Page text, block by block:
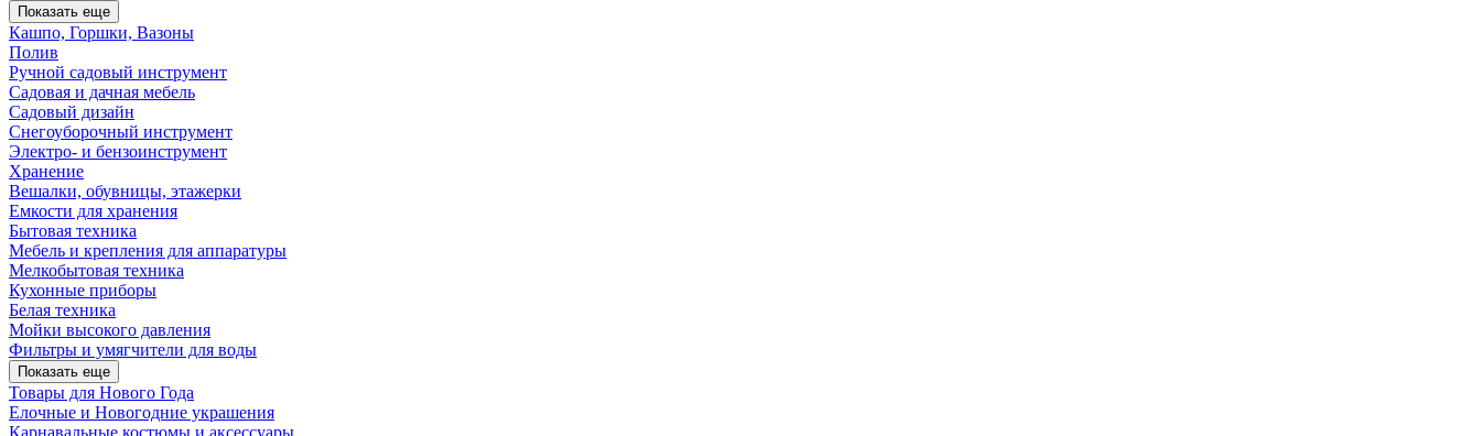
Показать еще
Кашпо, Горшки, Вазоны
Полив
Ручной садовый инструмент
Садовая и дачная мебель
Садовый дизайн
Снегоуборочный инструмент
Электро- и бензоинструмент
Хранение
Вешалки, обувницы, этажерки
Емкости для хранения
Бытовая техника
Мебель и крепления для аппаратуры
Мелкобытовая техника
Кухонные приборы
Белая техника
Мойки высокого давления
Фильтры и умягчители для воды
Показать еще
Товары для Нового Года
Елочные и Новогодние украшения
Карнавальные костюмы и аксессуары